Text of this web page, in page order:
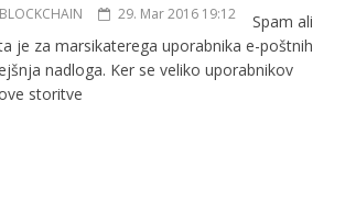
29. Mar 2016 19:12
Spam ali
je za marsikaterega uporabnika e-poštnih
nadloga. Ker se veliko uporabnikov
storitve